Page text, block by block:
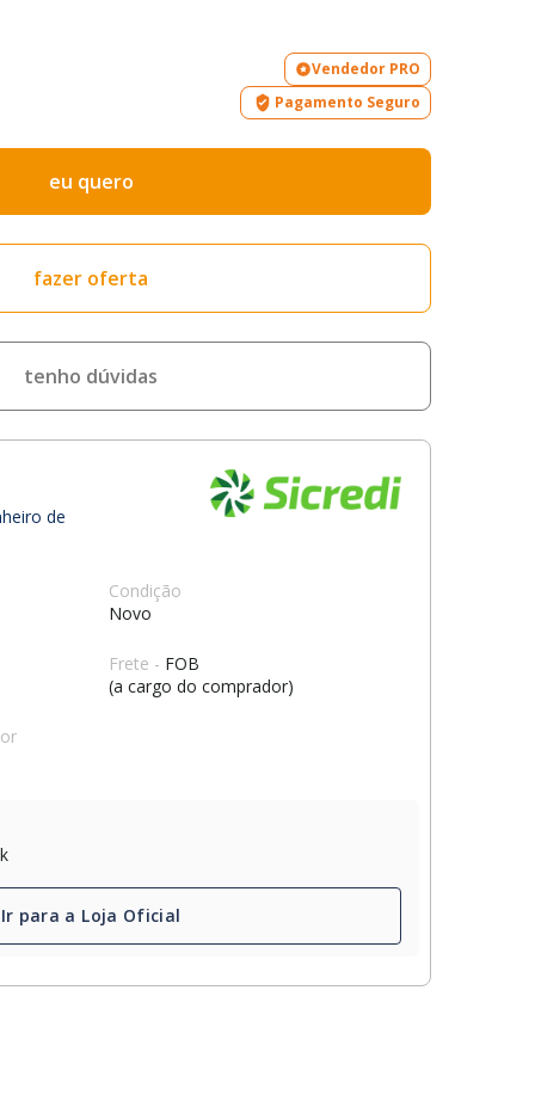
Vendedor PRO
Pagamento Seguro
eu quero
fazer oferta
tenho dúvidas
de
Condição
Novo
Frete - FOB
(a cargo do comprador)
Ir para a Loja Oficial